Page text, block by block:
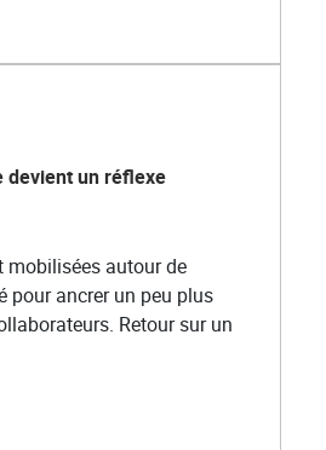
devient un réflexe
mobilisées autour de
pour ancrer un peu plus
Retour sur un